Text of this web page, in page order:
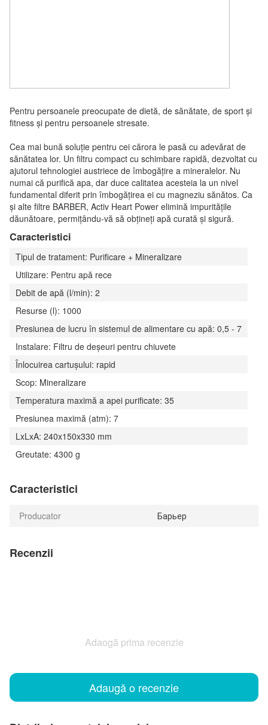
Pentru persoanele preocupate de dietă, de sănătate, de sport și
fitness și pentru persoanele stresate.
Cea mai bună soluție pentru cei cărora le pasă cu adevărat de
sănătatea lor. Un filtru compact cu schimbare rapidă, dezvoltat cu
ajutorul tehnologiei austriece de îmbogățire a mineralelor. Nu
numai că purifică apa, dar duce calitatea acesteia la un nivel
fundamental diferit prin îmbogățirea ei cu magneziu sănătos. Ca
și alte filtre BARBER, Activ Heart Power elimină impuritățile
dăunătoare, permițându-vă să obțineți apă curată și sigură.
Caracteristici
Tipul de tratament: Purificare + Mineralizare
Utilizare: Pentru apă rece
Debit de apă (l/min): 2
Resurse (l): 1000
Presiunea de lucru în sistemul de alimentare cu apă: 0,5 - 7
Instalare: Filtru de deșeuri pentru chiuvete
Înlocuirea cartușului: rapid
Scop: Mineralizare
Temperatura maximă a apei purificate: 35
Presiunea maximă (atm): 7
LxLxA: 240x150x330 mm
Greutate: 4300 g
Caracteristici
Producator Барьер
Recenzii
Adaogă prima recenzie
Adaugă o recenzie